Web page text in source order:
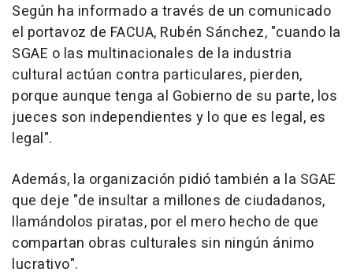
Según ha informado a través de un comunicado
el portavoz de FACUA, Rubén Sánchez, "cuando la
SGAE o las multinacionales de la industria
cultural actúan contra particulares, pierden,
porque aunque tenga al Gobierno de su parte, los
jueces son independientes y lo que es legal, es
legal".
Además, la organización pidió también a la SGAE
que deje "de insultar a millones de ciudadanos,
llamándolos piratas, por el mero hecho de que
compartan obras culturales sin ningún ánimo
lucrativo".